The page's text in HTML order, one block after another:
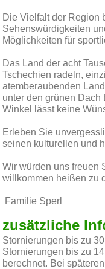
Die Vielfalt der Region
Sehenswürdigkeiten
Möglichkeiten für
Das Land der acht
Tschechien radeln,
atemberaubenden
unter den grünen
Winkel lässt keine
Erleben Sie
seinen kulturellen und
Wir würden uns freuen
willkommen heißen zu
Familie Sperl
zusätzliche
Stornierungen bis zu
Stornierungen bis zu
berechnet. Bei